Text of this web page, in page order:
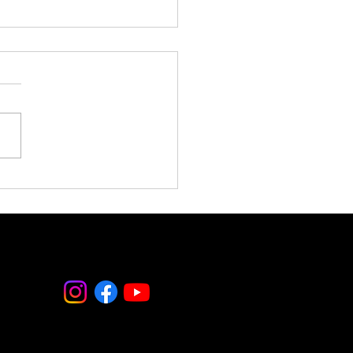
31 de julio 2026